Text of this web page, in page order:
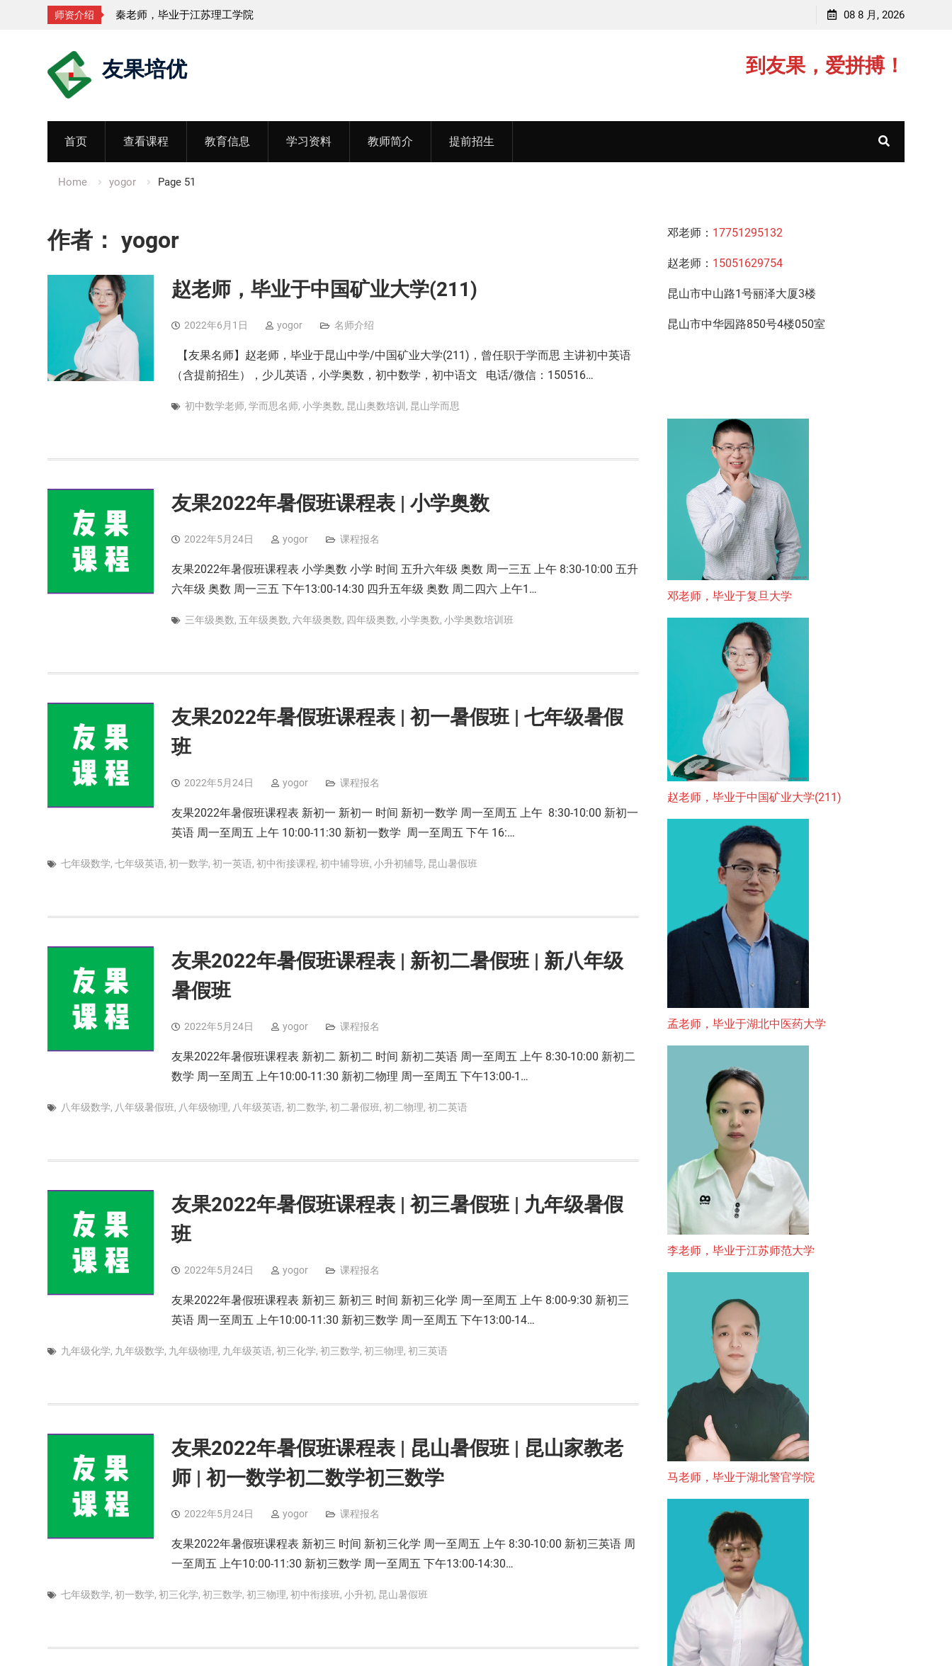
师资介绍 秦老师，毕业于江苏理工学院 08 8 月, 2026
友果培优 到友果，爱拼搏！
首页 查看课程 教育信息 学习资料 教师简介 提前招生
Home yogor Page 51
作者： yogor
赵老师，毕业于中国矿业大学(211)
2022年6月1日 yogor 名师介绍
【友果名师】赵老师，毕业于昆山中学/中国矿业大学(211)，曾任职于学而思 主讲初中英语
（含提前招生），少儿英语，小学奥数，初中数学，初中语文 电话/微信：150516…
初中数学老师, 学而思名师, 小学奥数, 昆山奥数培训 , 昆山学而思
友果2022年暑假班课程表 | 小学奥数
2022年5月24日 yogor 课程报名
友果2022年暑假班课程表 小学奥数 小学 时间 五升六年级 奥数 周一三五 上午 8:30-10:00 五升
六年级 奥数 周一三五 下午13:00-14:30 四升五年级 奥数 周二四六 上午1…
三年级奥数, 五年级奥数, 六年级奥数, 四年级奥数, 小学奥数, 小学奥数培训班
友果2022年暑假班课程表 | 初一暑假班 | 七年级暑假
班
2022年5月24日 yogor 课程报名
友果2022年暑假班课程表 新初一 新初一 时间 新初一数学 周一至周五 上午 8:30-10:00 新初一
英语 周一至周五 上午 10:00-11:30 新初一数学 周一至周五 下午 16:…
七年级数学, 七年级英语, 初一数学, 初一英语, 初中衔接课程, 初中辅导班, 小升初辅导, 昆山暑假班
友果2022年暑假班课程表 | 新初二暑假班 | 新八年级
暑假班
2022年5月24日 yogor 课程报名
友果2022年暑假班课程表 新初二 新初二 时间 新初二英语 周一至周五 上午 8:30-10:00 新初二
数学 周一至周五 上午10:00-11:30 新初二物理 周一至周五 下午13:00-1…
八年级数学, 八年级暑假班, 八年级物理, 八年级英语, 初二数学, 初二暑假班, 初二物理, 初二英语
友果2022年暑假班课程表 | 初三暑假班 | 九年级暑假
班
2022年5月24日 yogor 课程报名
友果2022年暑假班课程表 新初三 新初三 时间 新初三化学 周一至周五 上午 8:00-9:30 新初三
英语 周一至周五 上午10:00-11:30 新初三数学 周一至周五 下午13:00-14…
九年级化学, 九年级数学, 九年级物理, 九年级英语, 初三化学, 初三数学, 初三物理, 初三英语
友果2022年暑假班课程表 | 昆山暑假班 | 昆山家教老
师 | 初一数学初二数学初三数学
2022年5月24日 yogor 课程报名
友果2022年暑假班课程表 新初三 时间 新初三化学 周一至周五 上午 8:30-10:00 新初三英语 周
一至周五 上午10:00-11:30 新初三数学 周一至周五 下午13:00-14:30…
七年级数学, 初一数学, 初三化学, 初三数学, 初三物理, 初中衔接班, 小升初, 昆山暑假班
邓老师： 17751295132
赵老师： 15051629754
昆山市中山路1号丽泽大厦3楼
昆山市中华园路850号4楼050室
邓老师，毕业于复旦大学
赵老师，毕业于中国矿业大学(211)
孟老师，毕业于湖北中医药大学
李老师，毕业于江苏师范大学
马老师，毕业于湖北警官学院